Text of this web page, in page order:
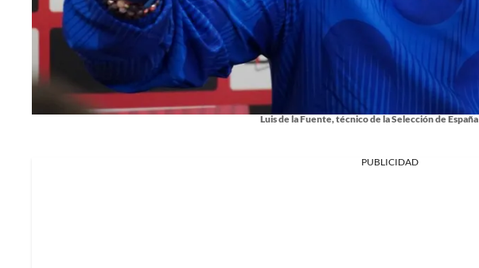
Luis de la Fuente, técnico de la Selección de España
PUBLICIDAD